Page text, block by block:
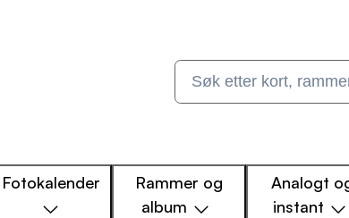
Fotokalender
Rammer og
album
Analogt
instant